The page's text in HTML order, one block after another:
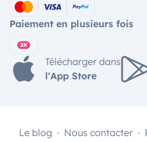
Paiement en plusieurs fois
Télécharger dans
l'App Store
Le blog Nous contacter